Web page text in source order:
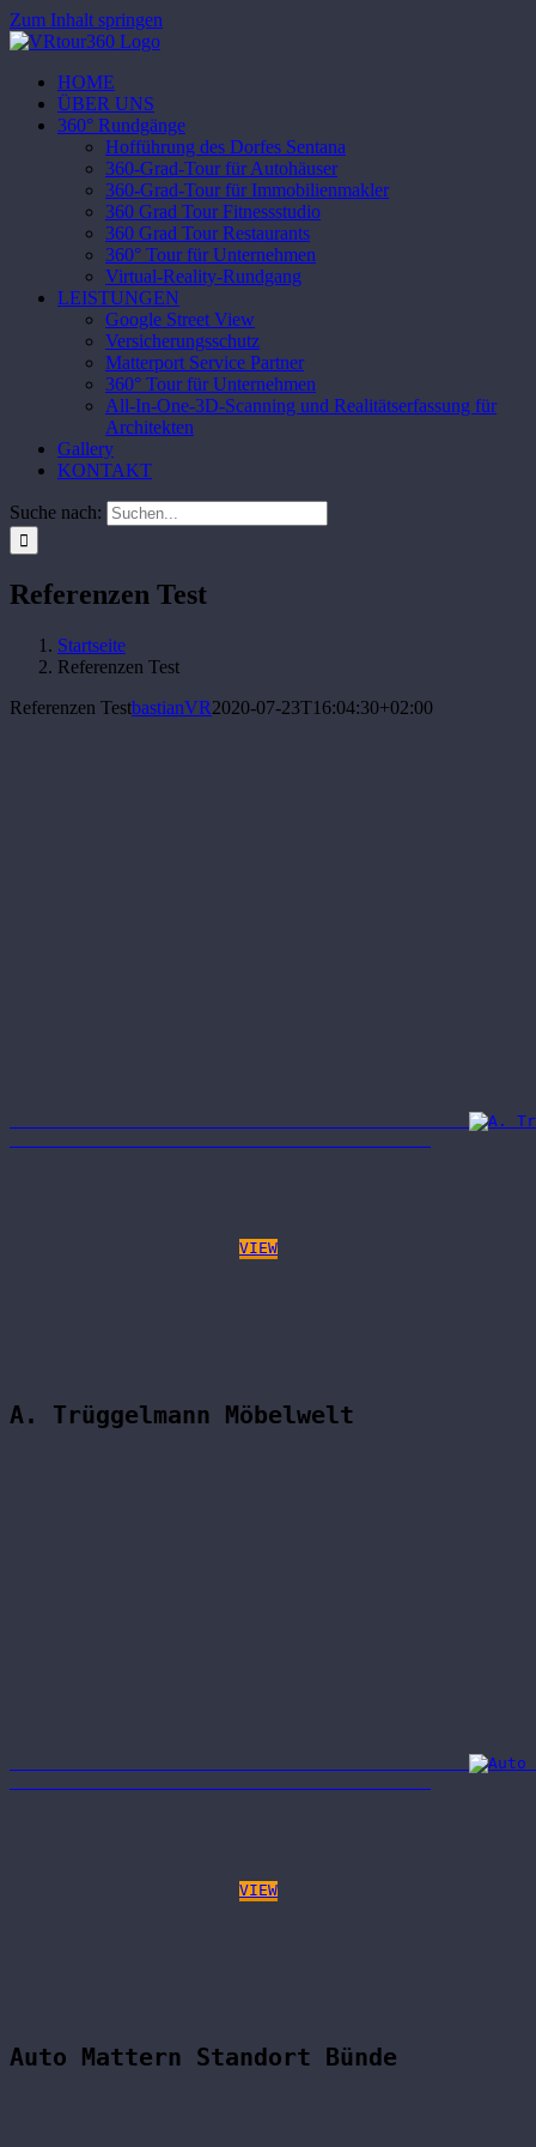
Zum Inhalt springen
HOME
ÜBER UNS
360° Rundgänge
Hofführung des Dorfes Sentana
360-Grad-Tour für Autohäuser
360-Grad-Tour für Immobilienmakler
360 Grad Tour Fitnessstudio
360 Grad Tour Restaurants
360° Tour für Unternehmen
Virtual-Reality-Rundgang
LEISTUNGEN
Google Street View
Versicherungsschutz
Matterport Service Partner
360° Tour für Unternehmen
All-In-One-3D-Scanning und Realitätserfassung für
Architekten
Gallery
KONTAKT
Suche nach:
Referenzen Test
Startseite
Referenzen Test
Referenzen TestbastianVR2020-07-23T16:04:30+02:00
VIEW
A. Trüggelmann Möbelwelt
VIEW
Auto Mattern Standort Bünde